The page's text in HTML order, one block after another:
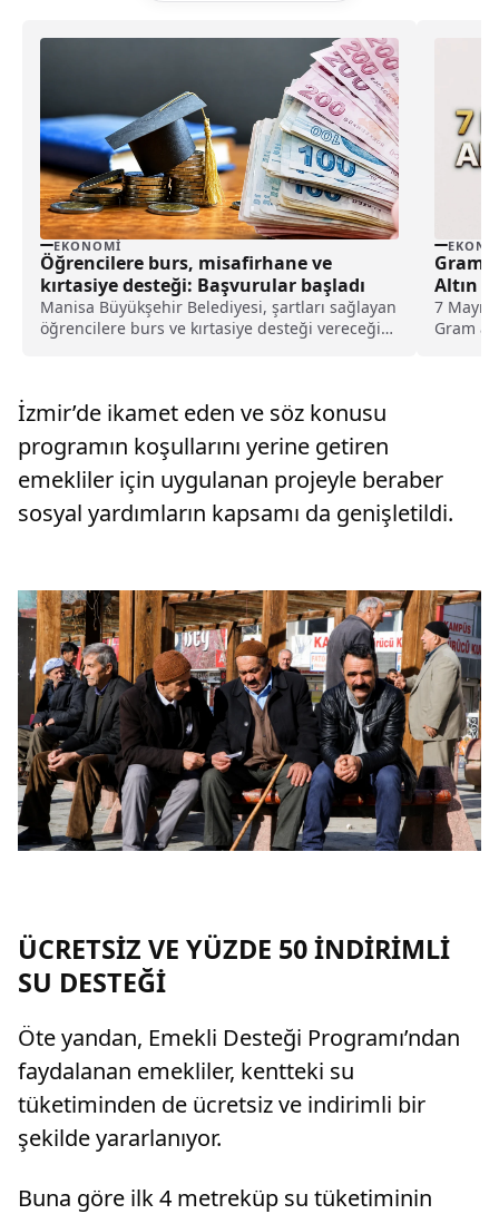
EKONOMI
Öğrencilere burs, misafirhane ve
kırtasiye desteği: Başvurular başladı
Manisa Büyükşehir Belediyesi, şartları sağlayan
öğrencilere burs ve kırtasiye desteği vereceğini
başvuru tarihi de açıklandı.
Gram
Altın
7 Mayıs
Gram
İzmir’de ikamet eden ve söz konusu
programın koşullarını yerine getiren
emekliler için uygulanan projeyle beraber
sosyal yardımların kapsamı da genişletildi.
ÜCRETSİZ VE YÜZDE 50 İNDİRİMLİ
SU DESTEĞİ
Öte yandan, Emekli Desteği Programı’ndan
faydalanan emekliler, kentteki su
tüketiminden de ücretsiz ve indirimli bir
şekilde yararlanıyor.
Buna göre ilk 4 metreküp su tüketiminin